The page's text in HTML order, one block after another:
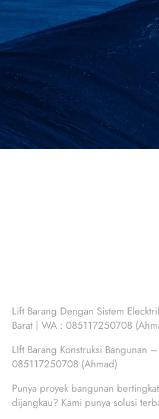
Lift Barang Dengan Sistem
Barat | WA : 085117250708
LIft Barang Konstruksi Bangunan
085117250708 (Ahmad)
Punya proyek bangunan
dijangkau? Kami punya solusi